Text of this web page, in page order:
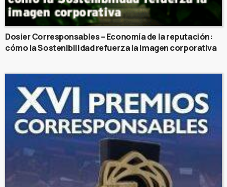
Dosier Corresponsables – Economía de la reputación:
cómo la Sostenibilidad refuerza la imagen corporativa